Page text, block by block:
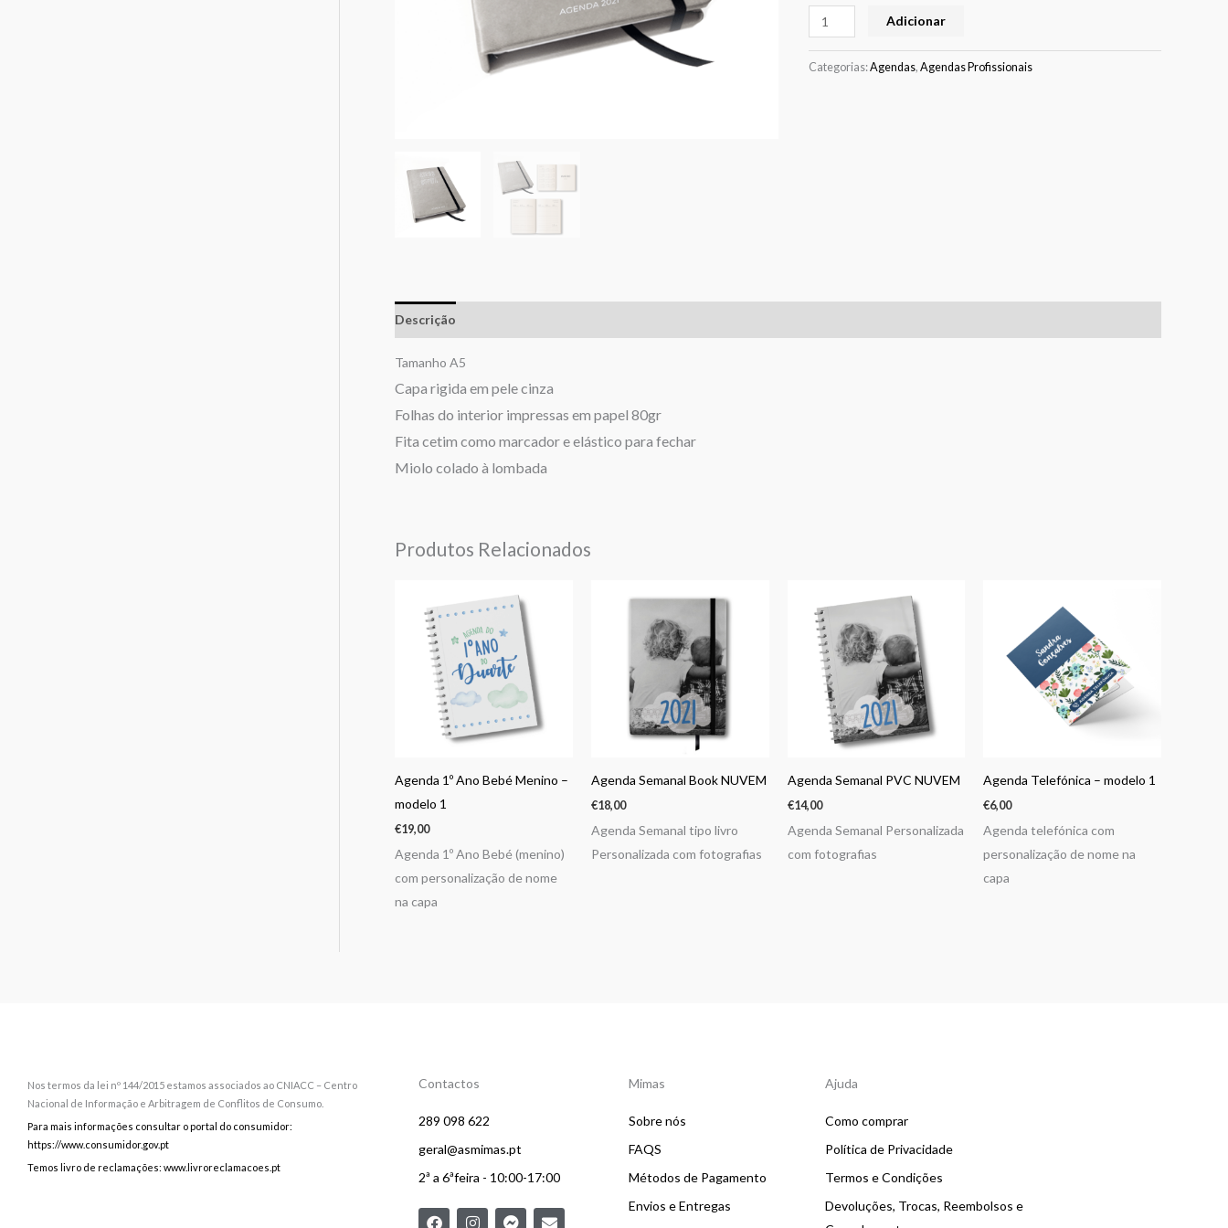
Adicionar
Categorias:Agendas,Agendas Profissionais
Descrição
Tamanho A5
Capa rigida em pele cinza
Folhas do interior impressas em papel 80gr
Fita cetim como marcador e elástico para fechar
Miolo colado à lombada
Produtos Relacionados
Agenda 1º Ano Bebé Menino –
modelo 1
€19,00
Agenda 1º Ano Bebé (menino)
com personalização de nome
na capa
Agenda Semanal Book NUVEM
€18,00
Agenda Semanal tipo livro
Personalizada com fotografias
Agenda Semanal PVC NUVEM
€14,00
Agenda Semanal Personalizada
com fotografias
Agenda Telefónica – modelo 1
€6,00
Agenda telefónica com
personalização de nome na
capa
Nos termos da lei nº 144/2015 estamos associados ao CNIACC – Centro
Nacional de Informação e Arbitragem de Conflitos de Consumo.
Para mais informações consultar o portal do consumidor:
https://www.consumidor.gov.pt
Temos livro de reclamações: www.livroreclamacoes.pt
Contactos
289 098 622
geral@asmimas.pt
2ª a 6ªfeira - 10:00-17:00
F
I
F
E
Mimas
Sobre nós
FAQS
Métodos de Pagamento
Envios e Entregas
Ajuda
Como comprar
Política de Privacidade
Termos e Condições
Devoluções, Trocas, Reembolsos e